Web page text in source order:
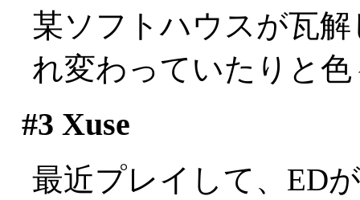
某ソフトハウスが瓦
れ変わっていたりと色
#3 Xuse
最近プレイして、ED